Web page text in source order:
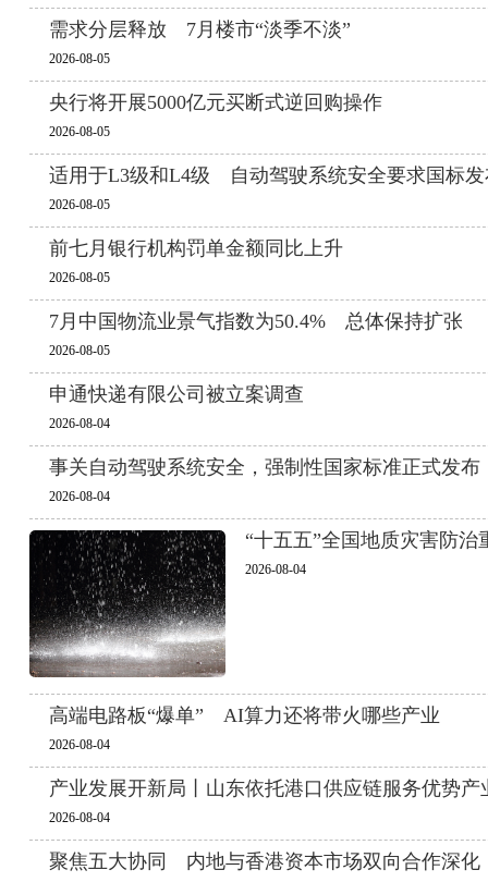
需求分层释放 7月楼市“淡季不淡”
2026-08-05
央行将开展5000亿元买断式逆回购操作
2026-08-05
适用于L3级和L4级 自动驾驶系统安全要求国标发
2026-08-05
前七月银行机构罚单金额同比上升
2026-08-05
7月中国物流业景气指数为50.4% 总体保持扩张
2026-08-05
申通快递有限公司被立案调查
2026-08-04
事关自动驾驶系统安全，强制性国家标准正式发布
2026-08-04
“十五五”全国地质灾害防治
2026-08-04
高端电路板“爆单” AI算力还将带火哪些产业
2026-08-04
产业发展开新局丨山东依托港口供应链服务优势产
2026-08-04
聚焦五大协同 内地与香港资本市场双向合作深化